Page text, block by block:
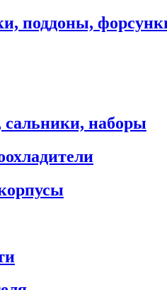
поддоны,
наборы